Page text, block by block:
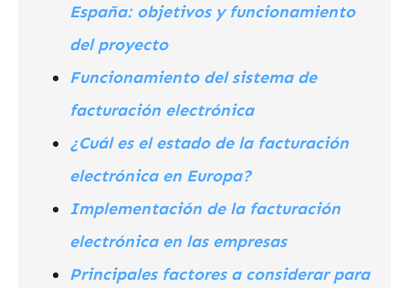
España: objetivos y funcionamiento
del proyecto
Funcionamiento del sistema de
facturación electrónica
¿Cuál es el estado de la facturación
electrónica en Europa?
Implementación de la facturación
electrónica en las empresas
Principales factores a considerar para